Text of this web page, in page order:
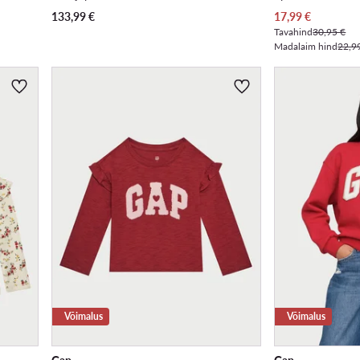
133,99€
Praegune hind
17,99€
Tavahind30,95 €
Madalaim hind
Võimalus Võimalus